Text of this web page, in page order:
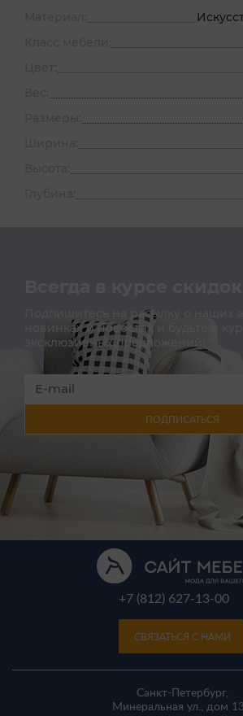
Всегда в курсе
Подпишитесь на расылку о наших
новинках и новостях и будьте в
эксклюзивных предложений!
ПОДПИСАТЬСЯ
+7 (812) 627-13-00
СВЯЗАТЬСЯ С НАМИ
Санкт-Петербург,
Минеральная ул., дом